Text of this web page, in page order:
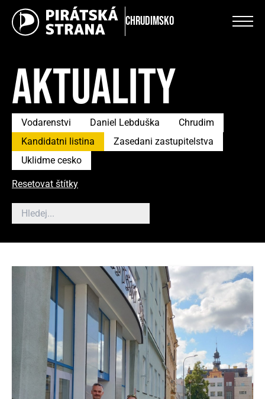
Chrudimsko
AKTUALITY
Vodarenstvi Daniel Lebduška
Chrudim
Kandidatni listina
Zasedani zastupitelstva
Uklidme cesko
Resetovat štítky